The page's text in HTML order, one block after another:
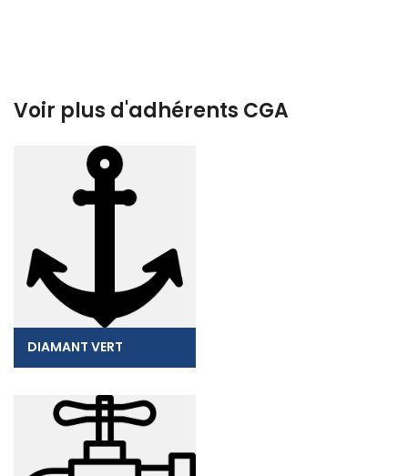
Voir plus d'adhérents CGA
DIAMANT VERT